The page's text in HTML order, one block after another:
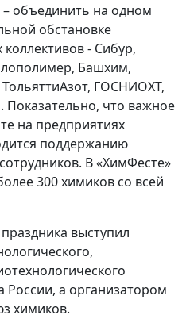
– объединить на одном
обстановке
- Сибур,
Башхим,
ГОСНИОХТ,
что важное
на предприятиях
поддержанию
В «ХимФесте»
300 химиков со всей
выступил
а организатором
химиков.